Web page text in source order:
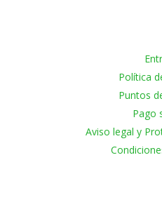
Política
Puntos
Pago
Aviso legal y